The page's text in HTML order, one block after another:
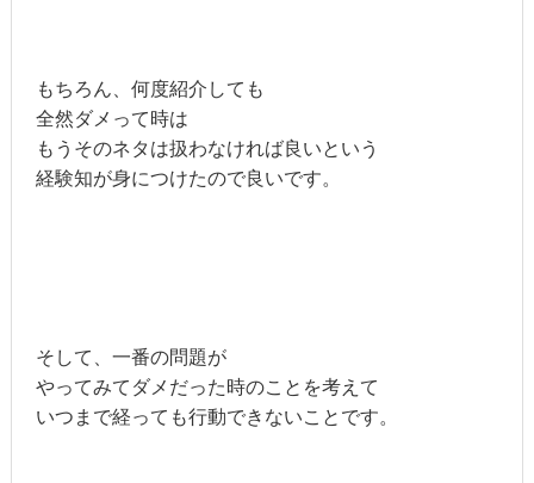
もちろん、何度紹介しても
全然ダメって時は
もうそのネタは扱わなければ良いという
経験知が身につけたので良いです。
そして、一番の問題が
やってみてダメだった時のことを考えて
いつまで経っても行動できないことです。